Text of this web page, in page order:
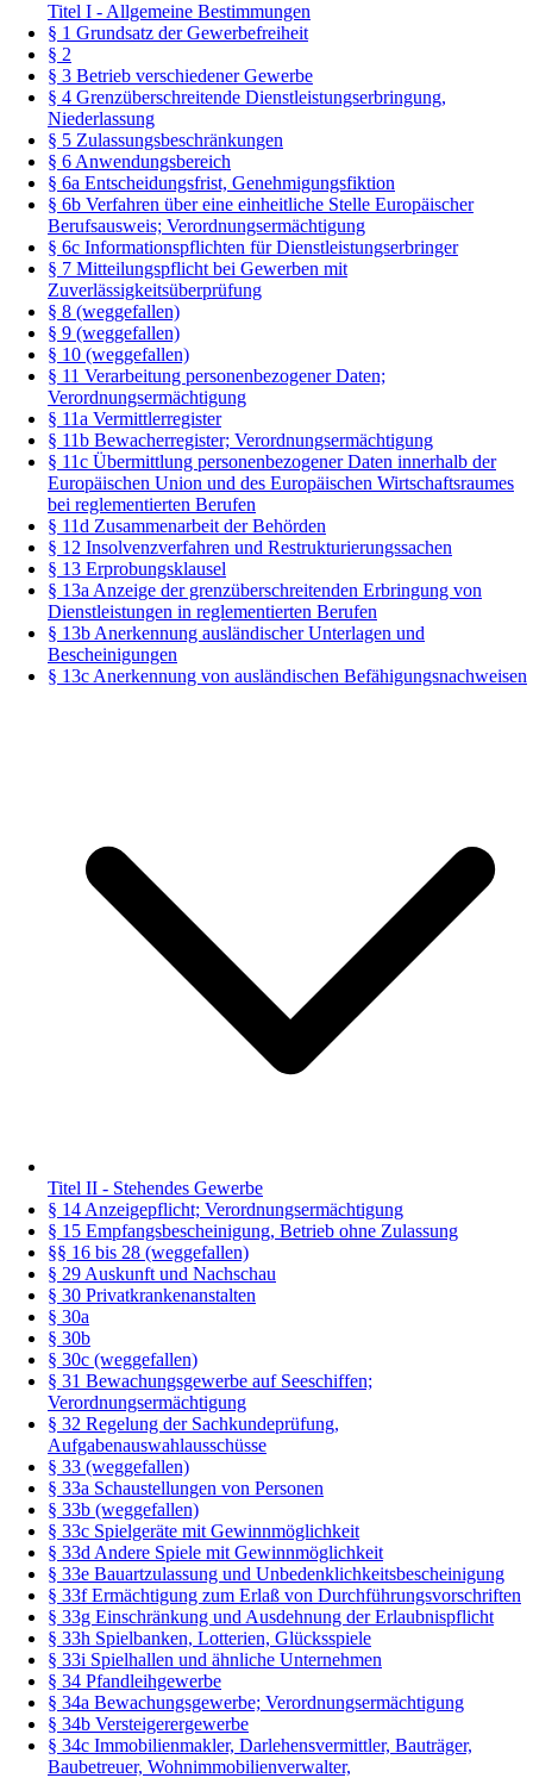
Titel I - Allgemeine Bestimmungen
§ 1 Grundsatz der Gewerbefreiheit
§ 2
§ 3 Betrieb verschiedener Gewerbe
§ 4 Grenzüberschreitende Dienstleistungserbringung,
Niederlassung
§ 5 Zulassungsbeschränkungen
§ 6 Anwendungsbereich
§ 6a Entscheidungsfrist, Genehmigungsfiktion
§ 6b Verfahren über eine einheitliche Stelle Europäischer
Berufsausweis; Verordnungsermächtigung
§ 6c Informationspflichten für Dienstleistungserbringer
§ 7 Mitteilungspflicht bei Gewerben mit
Zuverlässigkeitsüberprüfung
§ 8 (weggefallen)
§ 9 (weggefallen)
§ 10 (weggefallen)
§ 11 Verarbeitung personenbezogener Daten;
Verordnungsermächtigung
§ 11a Vermittlerregister
§ 11b Bewacherregister; Verordnungsermächtigung
§ 11c Übermittlung personenbezogener Daten innerhalb der
Europäischen Union und des Europäischen Wirtschaftsraumes
bei reglementierten Berufen
§ 11d Zusammenarbeit der Behörden
§ 12 Insolvenzverfahren und Restrukturierungssachen
§ 13 Erprobungsklausel
§ 13a Anzeige der grenzüberschreitenden Erbringung von
Dienstleistungen in reglementierten Berufen
§ 13b Anerkennung ausländischer Unterlagen und
Bescheinigungen
§ 13c Anerkennung von ausländischen Befähigungsnachweisen
Titel II - Stehendes Gewerbe
§ 14 Anzeigepflicht; Verordnungsermächtigung
§ 15 Empfangsbescheinigung, Betrieb ohne Zulassung
§§ 16 bis 28 (weggefallen)
§ 29 Auskunft und Nachschau
§ 30 Privatkrankenanstalten
§ 30a
§ 30b
§ 30c (weggefallen)
§ 31 Bewachungsgewerbe auf Seeschiffen;
Verordnungsermächtigung
§ 32 Regelung der Sachkundeprüfung,
Aufgabenauswahlausschüsse
§ 33 (weggefallen)
§ 33a Schaustellungen von Personen
§ 33b (weggefallen)
§ 33c Spielgeräte mit Gewinnmöglichkeit
§ 33d Andere Spiele mit Gewinnmöglichkeit
§ 33e Bauartzulassung und Unbedenklichkeitsbescheinigung
§ 33f Ermächtigung zum Erlaß von Durchführungsvorschriften
§ 33g Einschränkung und Ausdehnung der Erlaubnispflicht
§ 33h Spielbanken, Lotterien, Glücksspiele
§ 33i Spielhallen und ähnliche Unternehmen
§ 34 Pfandleihgewerbe
§ 34a Bewachungsgewerbe; Verordnungsermächtigung
§ 34b Versteigerergewerbe
§ 34c Immobilienmakler, Darlehensvermittler, Bauträger,
Baubetreuer, Wohnimmobilienverwalter,